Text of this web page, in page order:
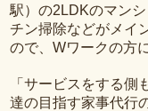
駅）の2LDKのマン
チン掃除などがメイ
ので、Wワークの方
「サービスをする
達の目指す家事代行